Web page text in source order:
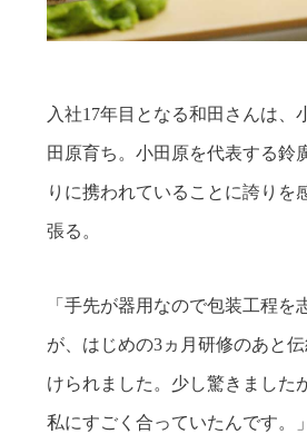
入社17年目となる和田さんは、
田原育ち。小田原を代表する鈴
りに携われていることに誇りを
張る。
「手先が器用なので包装工程を
が、はじめの3ヵ月研修のあと
けられました。少し驚きました
私にすごく合っていたんです。」